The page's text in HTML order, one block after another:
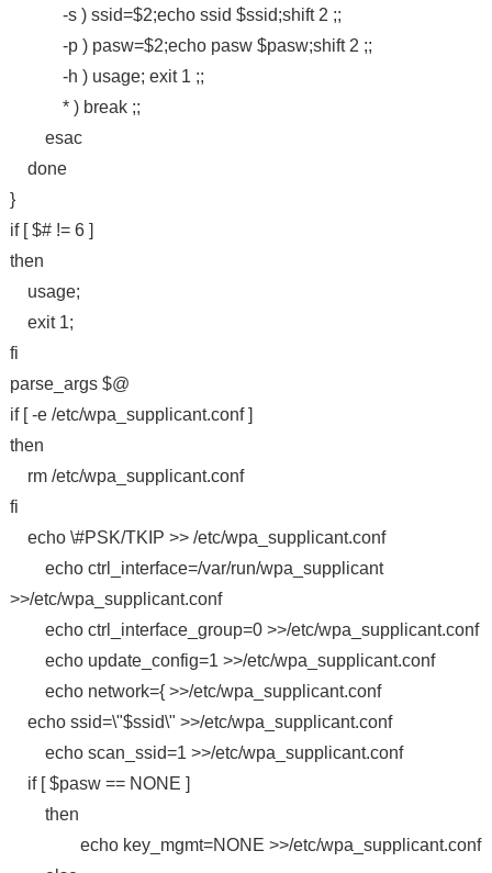
-s ) ssid=$2;echo ssid $ssid;shift 2 ;;
-p ) pasw=$2;echo pasw $pasw;shift 2 ;;
-h ) usage; exit 1 ;;
* ) break ;;
esac
done
}
if [ $# != 6 ]
then
usage;
exit 1;
fi
parse_args $@
if [ -e /etc/wpa_supplicant.conf ]
then
rm /etc/wpa_supplicant.conf
fi
echo \#PSK/TKIP >> /etc/wpa_supplicant.conf
echo ctrl_interface=/var/run/wpa_supplicant
>>/etc/wpa_supplicant.conf
echo ctrl_interface_group=0 >>/etc/wpa_supplicant.conf
echo update_config=1 >>/etc/wpa_supplicant.conf
echo network={ >>/etc/wpa_supplicant.conf
echo ssid=\"$ssid\" >>/etc/wpa_supplicant.conf
echo scan_ssid=1 >>/etc/wpa_supplicant.conf
if [ $pasw == NONE ]
then
echo key_mgmt=NONE >>/etc/wpa_supplicant.conf